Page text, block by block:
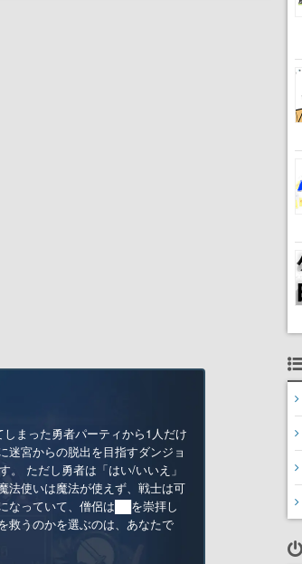
しまった勇者パーティから1人だけ
迷宮からの脱出を目指すダンジョ
。 ただし勇者は「はい/いいえ」
法使いは魔法が使えず、戦士は可
なっていて、僧侶は██を崇拝し
救うのかを選ぶのは、あなたで